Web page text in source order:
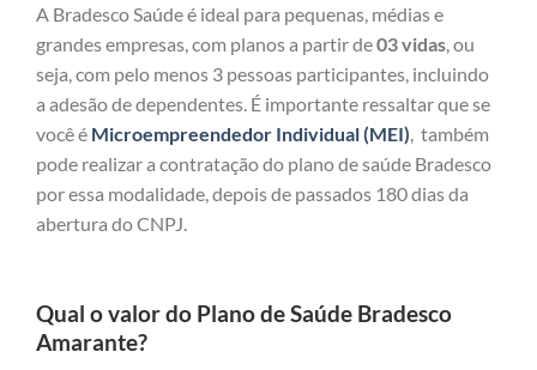
A Bradesco Saúde é ideal para pequenas, médias e
grandes empresas, com planos a partir de03 vidas, ou
seja, com pelo menos 3 pessoas participantes, incluindo
a adesão de dependentes. É importante ressaltar que se
você é Microempreendedor Individual (MEI), também
pode realizar a contratação do plano de saúde Bradesco
por essa modalidade, depois de passados 180 dias da
abertura do CNPJ.
Qual o valor do Plano de Saúde Bradesco
Amarante?